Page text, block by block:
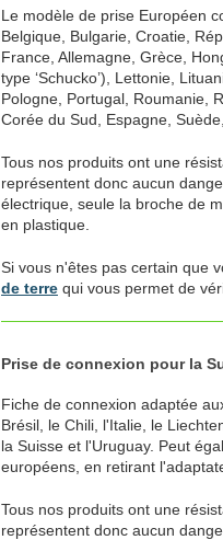
Le modèle de prise Européen
Belgique, Bulgarie, Croatie,
France, Allemagne, Grèce,
type ‘Schucko’), Lettonie,
Pologne, Portugal, Roumanie,
Corée du Sud, Espagne,
Tous nos produits ont une
représentent donc aucun
électrique, seule la broche de
en plastique.
Si vous n'êtes pas certain que
de terre qui vous permet de
Prise de connexion pour la
Fiche de connexion adaptée
Brésil, le Chili, l'Italie, le
la Suisse et l'Uruguay. Peut
européens, en retirant
Tous nos produits ont une
représentent donc aucun